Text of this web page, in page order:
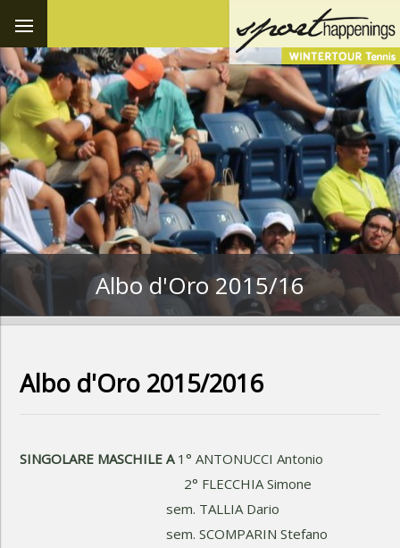
Albo d'Oro 2015/16
Albo d'Oro 2015/2016
SINGOLARE MASCHILE A1° ANTONUCCI Antonio
2° FLECCHIA Simone
sem. TALLIA Dario
sem. SCOMPARIN Stefano